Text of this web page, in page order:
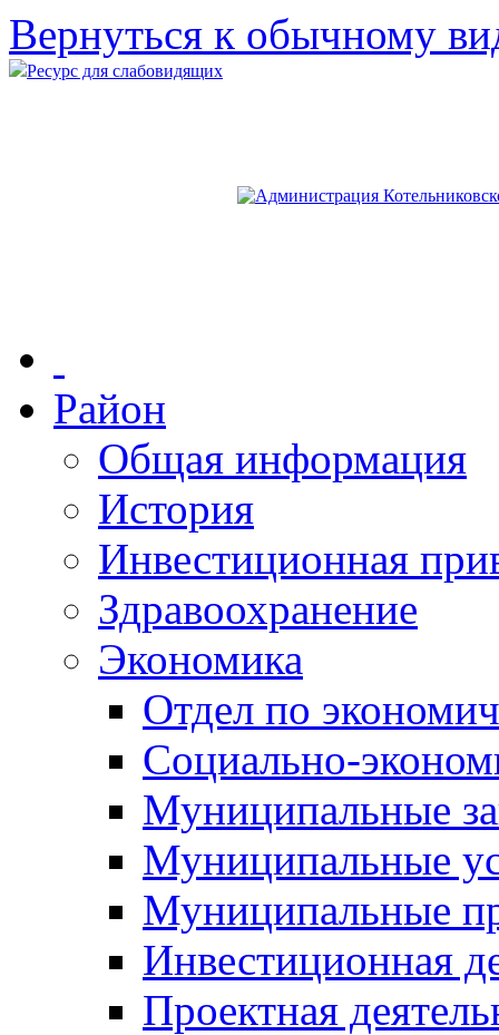
Вернуться к обычному
Ресурс для слабовидящих
Район
Общая информация
История
Инвестиционная
Здравоохранение
Экономика
Отдел по
Социально-
Муниципальные
Муниципальные
Муниципальные
Инвестиционная
Проектная